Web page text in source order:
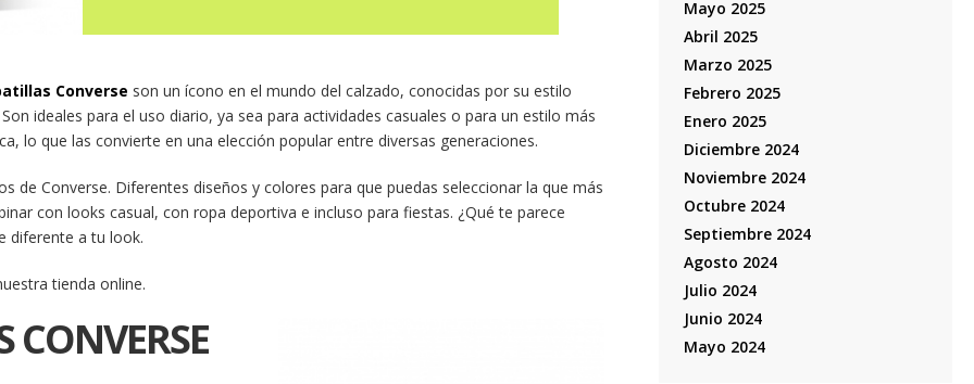
Converse son un ícono en el mundo del calzado, conocidas por su estilo
ideales para el uso diario, ya sea para actividades casuales o para un estilo más
lo que las convierte en una elección popular entre diversas generaciones.
de Converse. Diferentes diseños y colores para que puedas seleccionar la que más
con looks casual, con ropa deportiva e incluso para fiestas. ¿Qué te parece
diferente a tu look.
tienda online.
Mayo 2025
Abril 2025
Marzo 2025
Febrero 2025
Enero 2025
Diciembre 2024
Noviembre 2024
Octubre 2024
Septiembre 2024
Agosto 2024
Julio 2024
Junio 2024
Mayo 2024